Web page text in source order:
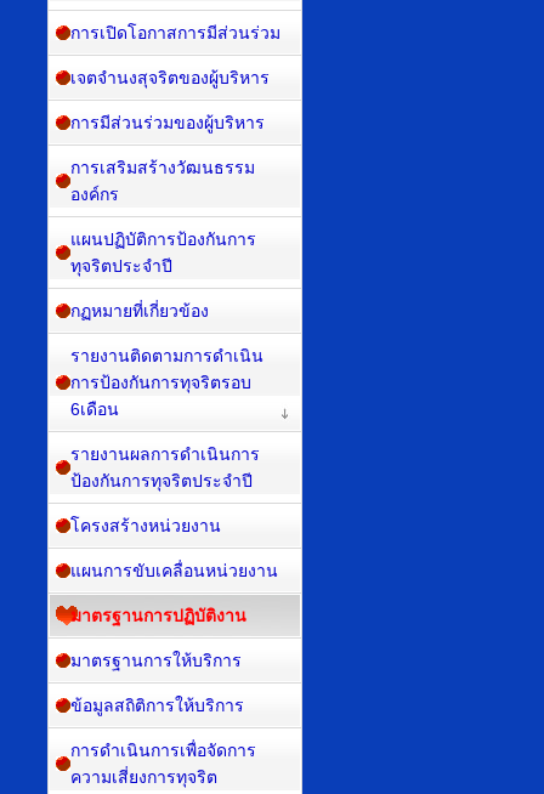
การเปิดโอกาสการมีส่วนร่วม
เจตจำนงสุจริตของผู้บริหาร
การมีส่วนร่วมของผู้บริหาร
การเสริมสร้างวัฒนธรรม
องค์กร
แผนปฏิบัติการป้องกันการ
ทุจริตประจำปี
กฏหมายที่เกี่ยวข้อง
รายงานติดตามการดำเนิน
การป้องกันการทุจริตรอบ
6เดือน
รายงานผลการดำเนินการ
ป้องกันการทุจริตประจำปี
โครงสร้างหน่วยงาน
แผนการขับเคลื่อนหน่วยงาน
มาตรฐานการปฏิบัติงาน
มาตรฐานการให้บริการ
ข้อมูลสถิติการให้บริการ
การดำเนินการเพื่อจัดการ
ความเสี่ยงการทุจริต